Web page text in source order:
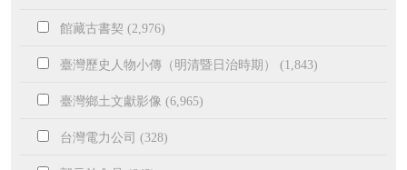
館藏古書契 (2,976)
臺灣歷史人物小傳（明清暨日治時期） (1,843)
臺灣鄉土文獻影像 (6,965)
台灣電力公司 (328)